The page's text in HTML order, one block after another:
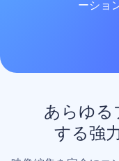
ーショ
あらゆる
する強